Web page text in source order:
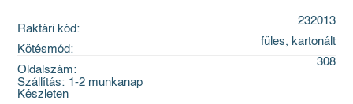
Raktári kód:
232013
Kötésmód:
füles, kartonált
Oldalszám:
308
Szállítás: 1-2 munkanap
Készleten